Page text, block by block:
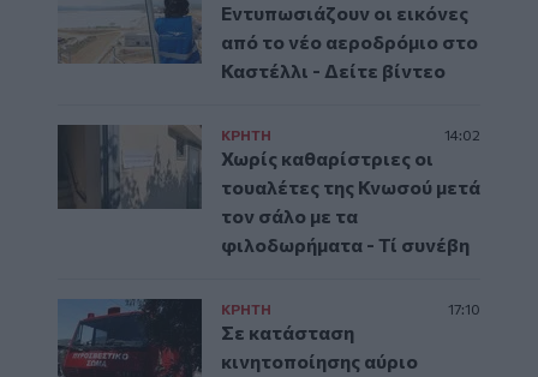
Εντυπωσιάζουν οι εικόνες
από το νέο αεροδρόμιο στο
Καστέλλι - Δείτε βίντεο
ΚΡΗΤΗ 14:02
Χωρίς καθαρίστριες οι
τουαλέτες της Κνωσού μετά
τον σάλο με τα
φιλοδωρήματα - Τί συνέβη
ΚΡΗΤΗ 17:10
Σε κατάσταση
κινητοποίησης αύριο